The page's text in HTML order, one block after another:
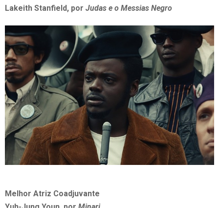
Lakeith Stanfield, por Judas e o Messias Negro
Melhor Atriz Coadjuvante